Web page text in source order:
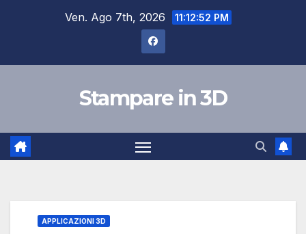
Ven. Ago 7th, 2026 11:12:53 PM
Stampare in 3D
APPLICAZIONI 3D